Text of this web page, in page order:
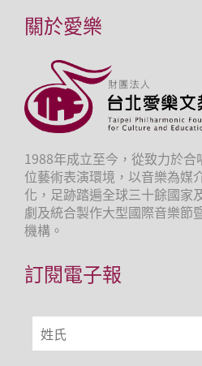
關於愛樂
1988年成立至今，從致力於
位藝術表演環境，以音樂為媒
化，足跡踏遍全球三十餘國家
劇及統合製作大型國際音樂節
機構。
訂閱電子報